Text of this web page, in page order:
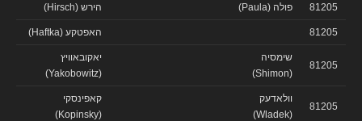
81205 פולה (Paula) הירש (Hirsch)
81205 האפטקע (Haftka)
81205
שימסיה
(Shimon)
יאקובאוויץ
(Yakobowitz)
81205
וולאדעק
(Wladek)
קאפינסקי
(Kopinsky)